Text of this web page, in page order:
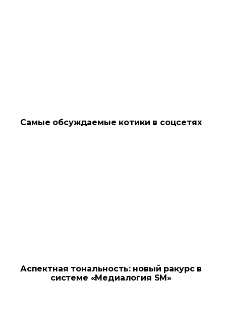
Самые обсуждаемые котики в соцсетях
Аспектная тональность: новый ракурс в
системе «Медиалогия SM»